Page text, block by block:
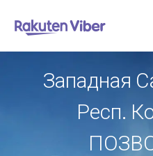
Западная
Респ.